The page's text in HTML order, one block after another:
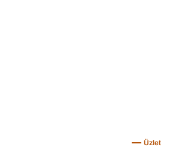
Üzlet